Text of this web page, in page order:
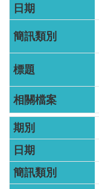
網
站
資
料
開
放
宣
告
隱
私
權